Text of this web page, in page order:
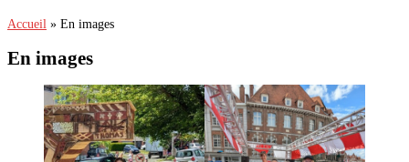
Accueil » En images
En images